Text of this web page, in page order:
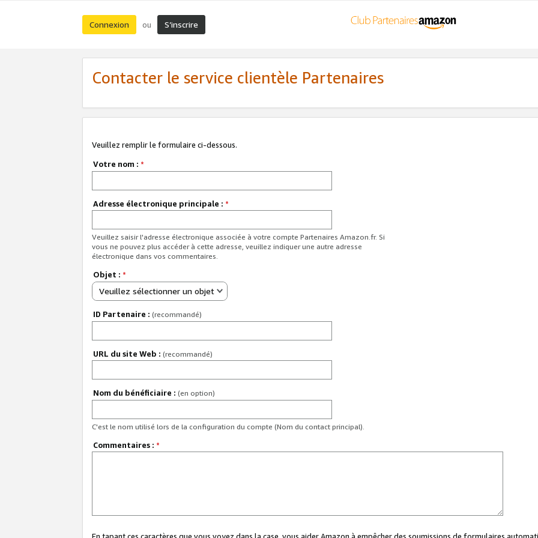
Connexion ou S’inscrire
Contacter le service clientèle Partenaires
Veuillez remplir le formulaire ci-dessous.
Votre nom : *
Adresse électronique principale : *
Veuillez saisir l'adresse électronique associée à votre compte Partenaires Amazon.fr. Si
vous ne pouvez plus accéder à cette adresse, veuillez indiquer une autre adresse
électronique dans vos commentaires.
Objet : *
Veuillez sélectionner un objet
ID Partenaire : (recommandé)
URL du site Web : (recommandé)
Nom du bénéficiaire : (en option)
C'est le nom utilisé lors de la configuration du compte (Nom du contact principal).
Commentaires : *